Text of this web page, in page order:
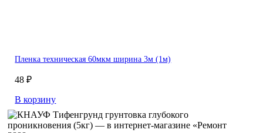
Пленка техническая 60мкм ширина 3м (1м)
48 ₽
В корзину